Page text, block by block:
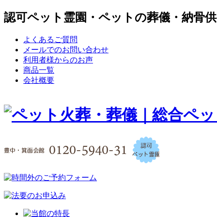
認可ペット霊園・ペットの葬儀・納骨
よくあるご質問
メールでのお問い合わせ
利用者様からのお声
商品一覧
会社概要